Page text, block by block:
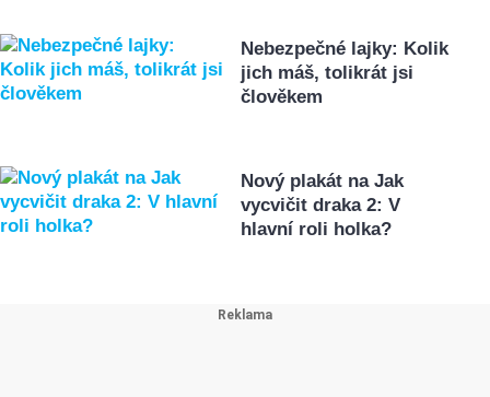
Nebezpečné lajky: Kolik
jich máš, tolikrát jsi
člověkem
Nový plakát na Jak
vycvičit draka 2: V
hlavní roli holka?